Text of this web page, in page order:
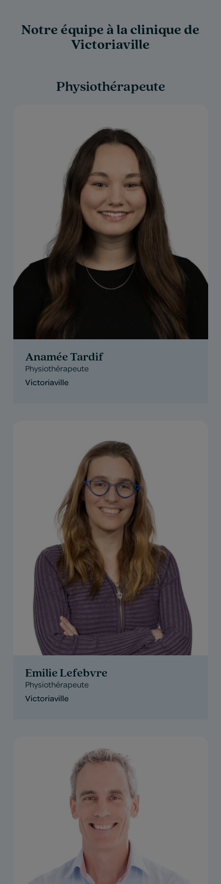
Notre équipe à la clinique de
Victoriaville
Physiothérapeute
Anamée Tardif
Physiothérapeute
Victoriaville
Emilie Lefebvre
Physiothérapeute
Victoriaville